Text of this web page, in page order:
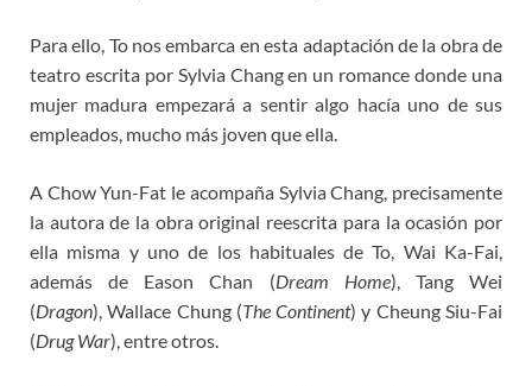
Para ello, To nos embarca en esta adaptación de la obra de
teatro escrita por Sylvia Chang en un romance donde una
mujer madura empezará a sentir algo hacía uno de sus
empleados, mucho más joven que ella.
A Chow Yun-Fat le acompaña Sylvia Chang, precisamente
la autora de la obra original reescrita para la ocasión por
ella misma y uno de los habituales de To, Wai Ka-Fai,
además de Eason Chan (Dream Home), Tang Wei
(Dragon), Wallace Chung (The Continent) y Cheung Siu-Fai
(Drug War), entre otros.